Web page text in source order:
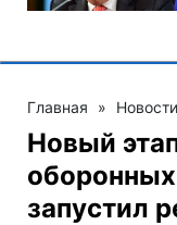
Главная » Новости
Новый
запустил